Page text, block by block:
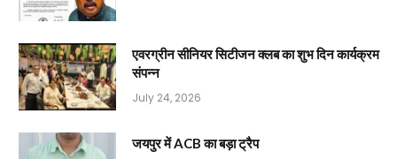
एवरग्रीन सीनियर सिटीजन क्लब का शुभ दिन कार्यक्रम
संपन्न
July 24, 2026
जयपुर में ACB का बड़ा ट्रैप